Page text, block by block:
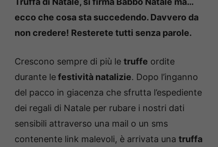
ecco che cosa sta succedendo. Davvero da
non credere! Resterete tutti senza parole.
Crescono sempre di più le truffe ordite
durante lefestività natalizie. Dopo l’inganno
del pacco in giacenza che sfrutta l’espediente
dei regali di Natale per rubare i nostri dati
sensibili attraverso una mail o un sms
contenente link malevoli, è arrivata una truffa